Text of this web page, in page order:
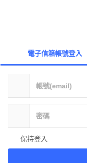
電子信箱帳號登入
保持登入